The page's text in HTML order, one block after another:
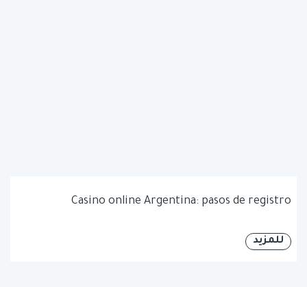
Casino online Argentina: pasos de registro
للمزيد